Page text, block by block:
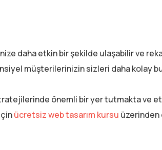
daha etkin bir şekilde ulaşabilir ve
müşterilerinizin sizleri daha kolay
önemli bir yer tutmakta ve
ücretsiz web tasarım kursu üzerinden